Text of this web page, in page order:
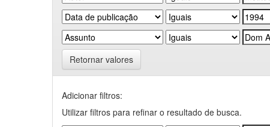
Retornar valores
Adicionar filtros:
Utilizar filtros para refinar o resultado de busca.